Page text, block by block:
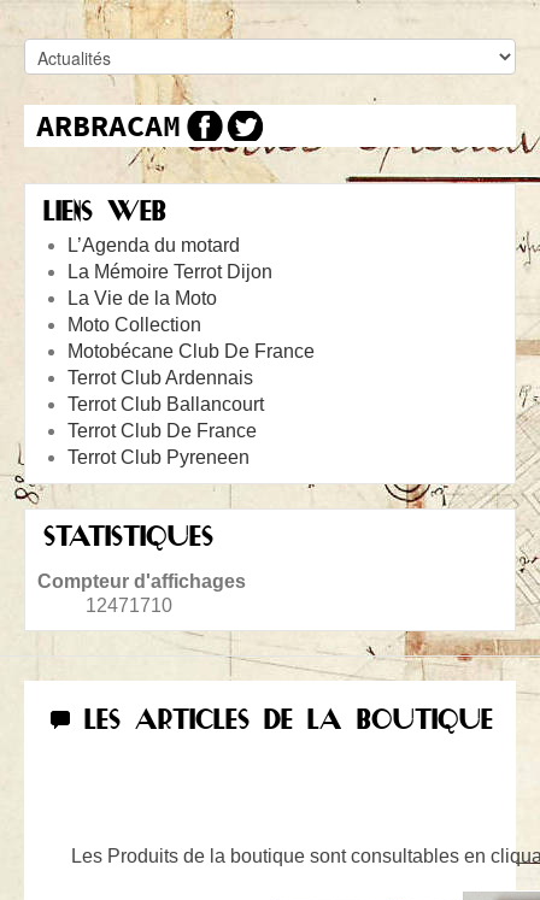
LIENS WEB
L’Agenda du motard
La Mémoire Terrot Dijon
La Vie de la Moto
Moto Collection
Motobécane Club De France
Terrot Club Ardennais
Terrot Club Ballancourt
Terrot Club De France
Terrot Club Pyreneen
STATISTIQUES
Compteur d'affichages
12471710
LES ARTICLES DE LA BOUTIQUE
Les Produits de la boutique sont consultables en